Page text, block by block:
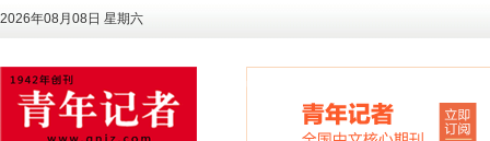
2026年08月08日 星期六